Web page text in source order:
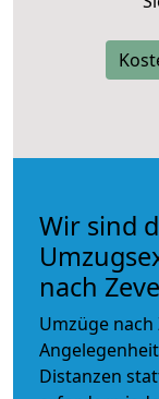
Wir sind
nach
Umzüge
Distanzen